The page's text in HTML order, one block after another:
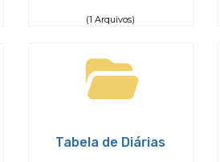
(1 Arquivos)
Tabela de Diárias